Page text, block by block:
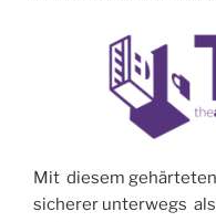
Mit diesem
sicherer unterwegs